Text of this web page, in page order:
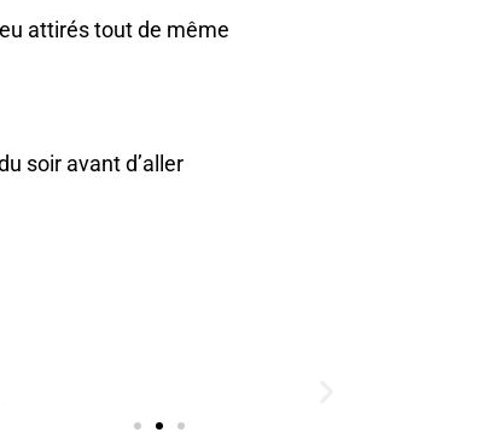
attirés tout de même
soir avant d’aller